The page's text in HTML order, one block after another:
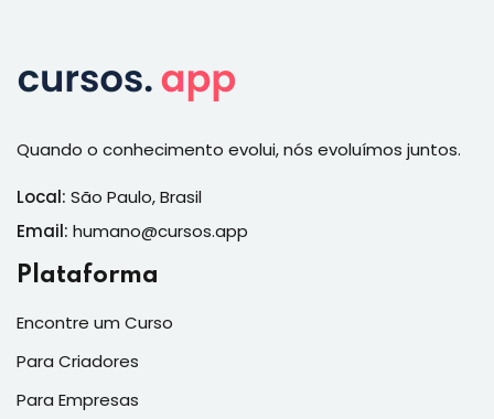
Quando o conhecimento evolui, nós evoluímos juntos.
Local: São Paulo, Brasil
Email: humano@cursos.app
Plataforma
Encontre um Curso
Para Criadores
Para Empresas